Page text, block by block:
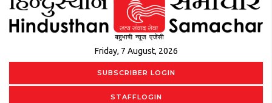
Friday, 7 August, 2026
SUBSCRIBER LOGIN
STAFFLOGIN